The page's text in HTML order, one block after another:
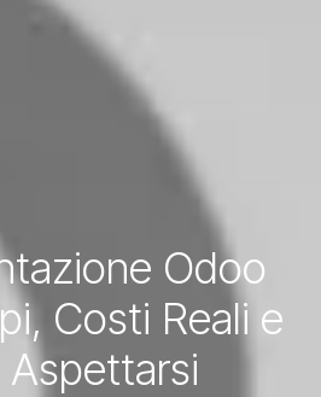
Odoo
Costi Reali e
Aspettarsi